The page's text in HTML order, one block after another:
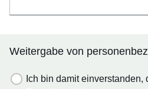
Weitergabe von
Ich bin damit